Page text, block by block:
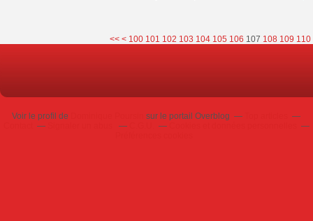
<< < 100 101 102 103 104 105 106 107 108 109 110
Voir le profil de sur le portail Overblog